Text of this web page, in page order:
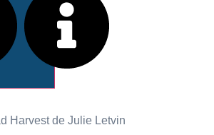
Harvest de Julie Letvin